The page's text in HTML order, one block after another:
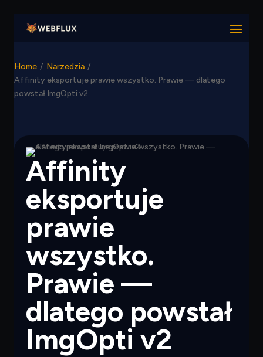
Home / Narzedzia /
Affinity eksportuje prawie wszystko. Prawie — dlatego
powstał ImgOpti v2
Affinity
eksportuje
prawie
wszystko.
Prawie —
dlatego powstał
ImgOpti v2